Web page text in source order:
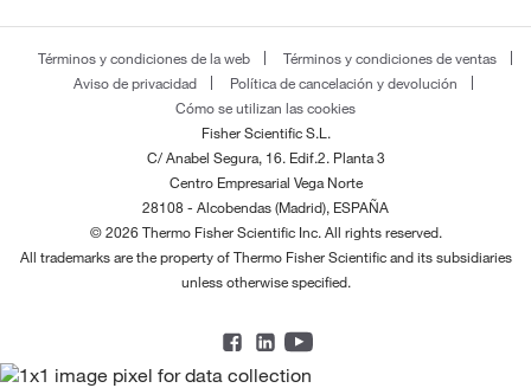
Términos y condiciones de la web
Términos y condiciones de ventas
Aviso de privacidad
Política de cancelación y devolución
Cómo se utilizan las cookies
Fisher Scientific S.L.
C/ Anabel Segura, 16. Edif.2. Planta 3
Centro Empresarial Vega Norte
28108 - Alcobendas (Madrid), ESPAÑA
© 2026 Thermo Fisher Scientific Inc. All rights reserved.
All trademarks are the property of Thermo Fisher Scientific and its subsidiaries
unless otherwise specified.